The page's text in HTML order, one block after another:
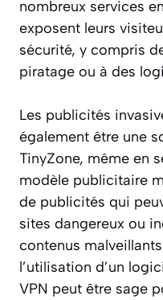
nombreux services
exposent leurs
sécurité, y compris
piratage ou à des
Les publicités
également être une
TinyZone, même en
modèle publicitaire
de publicités qui
sites dangereux ou
contenus
l’utilisation d’un
VPN peut être sage